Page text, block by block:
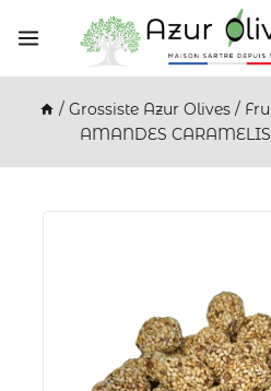
/ Grossiste Azur Olives /
AMANDES